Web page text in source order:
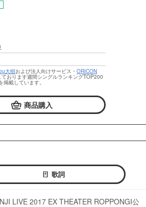
大樹および法人向けサービス・ ORICON
ております週間シングルランキングTOP200
載しています。
商品購入
歌詞
LIVE 2017 EX THEATER ROPPONGI公